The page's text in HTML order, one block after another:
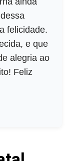
felicidade.
e que
alegria ao
Feliz